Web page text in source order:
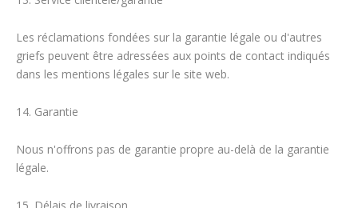
Les réclamations fondées sur la garantie légale ou d'autres
griefs peuvent être adressées aux points de contact indiqués
dans les mentions légales sur le site web.
14. Garantie
Nous n'offrons pas de garantie propre au-delà de la garantie
légale.